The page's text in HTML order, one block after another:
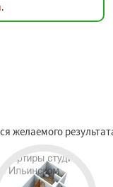
.
желаемого